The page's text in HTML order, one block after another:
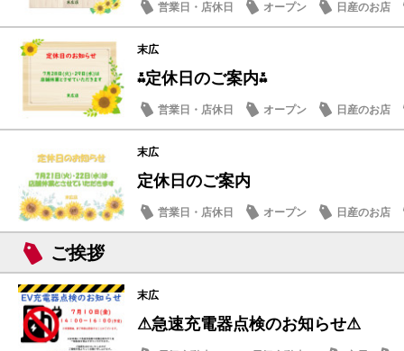
営業日・店休日 オープン 日産のお店
末広
⁂定休日のご案内⁂
営業日・店休日 オープン 日産のお店
末広
定休日のご案内
営業日・店休日 オープン 日産のお店
ご挨拶
末広
⚠急速充電器点検のお知らせ⚠